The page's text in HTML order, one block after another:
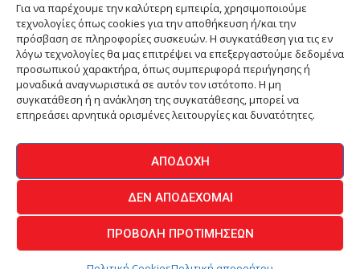
Για να παρέχουμε την καλύτερη εμπειρία, χρησιμοποιούμε
τεχνολογίες όπως cookies για την αποθήκευση ή/και την
πρόσβαση σε πληροφορίες συσκευών. Η συγκατάθεση για τις εν
λόγω τεχνολογίες θα μας επιτρέψει να επεξεργαστούμε δεδομένα
προσωπικού χαρακτήρα, όπως συμπεριφορά περιήγησης ή
μοναδικά αναγνωριστικά σε αυτόν τον ιστότοπο. Η μη
συγκατάθεση ή η ανάκληση της συγκατάθεσης, μπορεί να
επηρεάσει αρνητικά ορισμένες λειτουργίες και δυνατότητες.
ΑΠΟΔΟΧΉ
ΔΕΝ ΑΠΟΔΈΧΟΜΑΙ
ΠΡΟΒΟΛΉ ΠΡΟΤΙΜΉΣΕΩΝ
ΔικαιούχοςDomain:ΔΗΜΗΤΡΙΑΔΗΣ Θ ΚΑΙ ΣΙΑ ΜΟΝΟΠΡΟΣΩΠΗ ΙΚΕ
Διευθυντής: ΕΥΘΥΜΙΑΤΟΥ ΜΑΡΙΑ
Διαχειριστής:
ΕΥΘΥΜΙΑΤΟΥ ΜΑΡΙΑ
Δήλωση Συμμόρφωσης
ΕΠΙΚΟΙΝΩΝΙΑ
© 2026 - All Rights Reserved -Πολιτική Απορρήτου
Powered byBYTE A COOKIE